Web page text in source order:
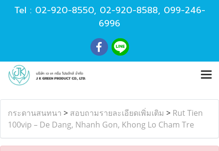
Tel : 02-920-8550, 02-920-8588, 099-246-
6996
กระดานสนทนา > สอบถามรายละเอียดเพิ่มเติม > Rut Tien
100vip – De Dang, Nhanh Gon, Khong Lo Cham Tre